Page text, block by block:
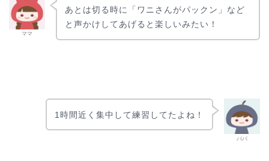
ママ
あとは切る時に「ワニさんがパックン」など
と声かけしてあげると楽しいみたい！
パパ
1時間近く集中して練習してたよね！